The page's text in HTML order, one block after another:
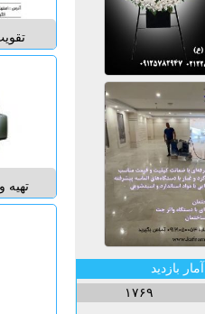
رفع
تهیه
آمار بازدید
۱۷۶۹